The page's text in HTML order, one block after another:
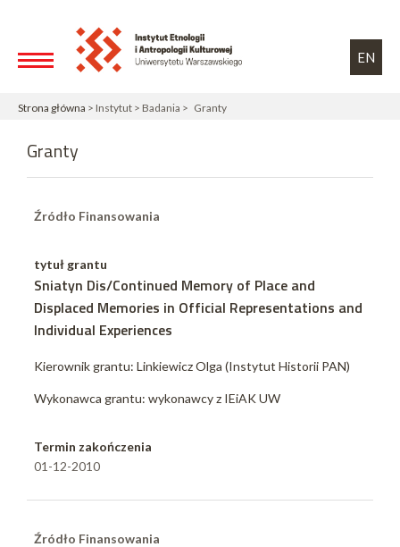
EN
Strona główna > Instytut > Badania > Granty
Granty
Źródło Finansowania
tytuł grantu
Sniatyn Dis/Continued Memory of Place and
Displaced Memories in Official Representations and
Individual Experiences
Kierownik grantu: Linkiewicz Olga (Instytut Historii PAN)
Wykonawca grantu: wykonawcy z IEiAK UW
Termin zakończenia
01-12-2010
Źródło Finansowania